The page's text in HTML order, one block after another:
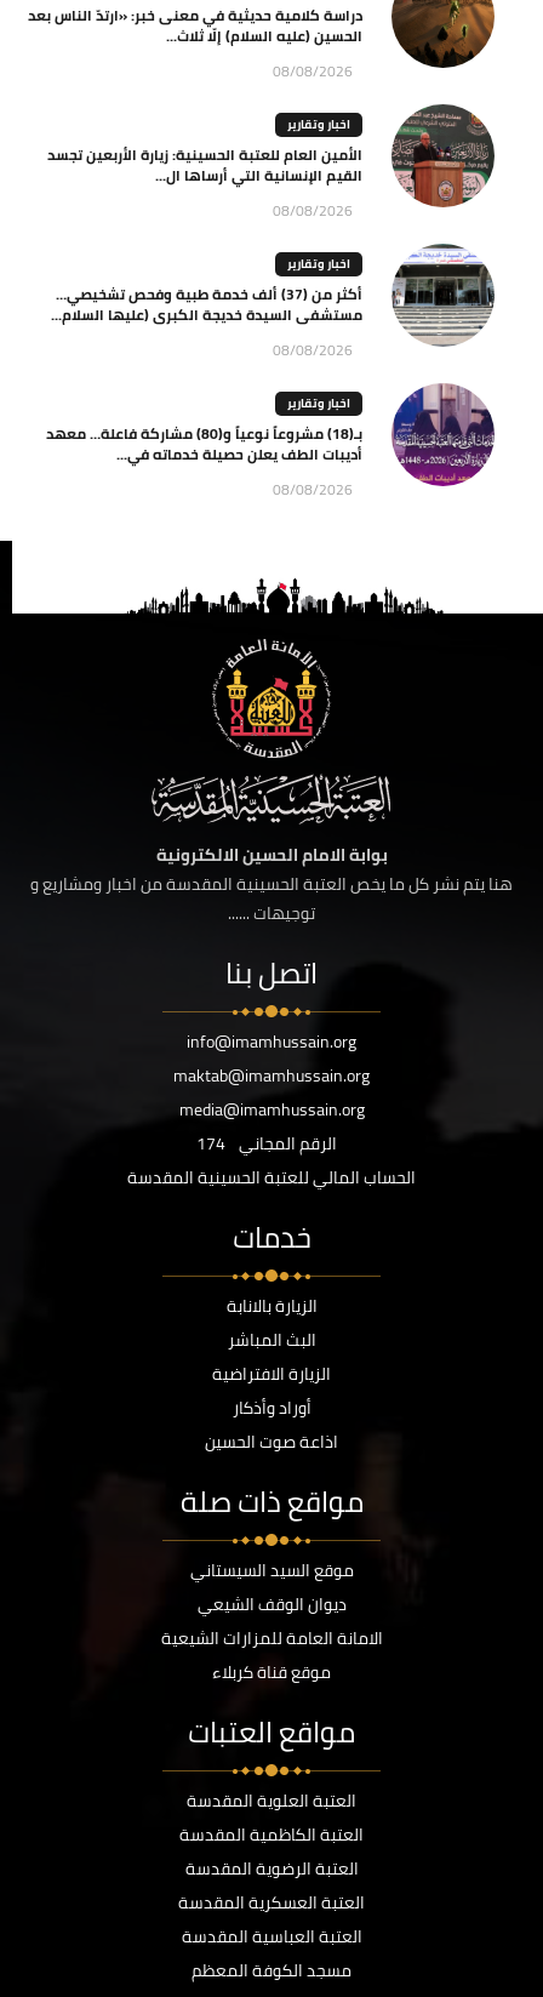
دراسة كلامية حديثية في معنى خبر: «ارتدّ الناس بعد
الحسين (عليه السلام) إلّا ثلاث...
08/08/2026
اخبار وتقارير
الأمين العام للعتبة الحسينية: زيارة الأربعين تجسد
القيم الإنسانية التي أرساها ال...
08/08/2026
اخبار وتقارير
أكثر من (37) ألف خدمة طبية وفحص تشخيصي…
مستشفى السيدة خديجة الكبرى (عليها السلام...
08/08/2026
اخبار وتقارير
بـ(18) مشروعاً نوعياً و(80) مشاركة فاعلة… معهد
أديبات الطف يعلن حصيلة خدماته في...
08/08/2026
بوابة الامام الحسين الالكترونية
هنا يتم نشر كل ما يخص العتبة الحسينية المقدسة من اخبار ومشاريع و
توجيهات ......
اتصل بنا
info@imamhussain.org
maktab@imamhussain.org
media@imamhussain.org
الرقم المجاني 174
الحساب المالي للعتبة الحسينية المقدسة
خدمات
الزيارة بالانابة
البث المباشر
الزيارة الافتراضية
أوراد وأذكار
اذاعة صوت الحسين
مواقع ذات صلة
موقع السيد السيستاني
ديوان الوقف الشيعي
الامانة العامة للمزارات الشيعية
موقع قناة كربلاء
مواقع العتبات
العتبة العلوية المقدسة
العتبة الكاظمية المقدسة
العتبة الرضوية المقدسة
العتبة العسكرية المقدسة
العتبة العباسية المقدسة
مسجد الكوفة المعظم